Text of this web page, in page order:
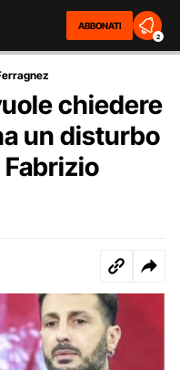
ABBONATI
2
chiedere
un disturbo